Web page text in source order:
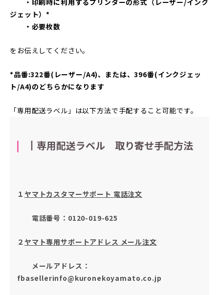
ジェット）*
・必要枚数
をお伝えしてください。
*品番:322番(レーザー/A4)、または、396番(インクジェッ
ト/A4)のどちらかになります
「専用配送ラベル」は以下方法で手配すること可能です。
┃専用配送ラベル 取り寄せ手配方法
１ ヤマトカスタマーサポート 電話注文
電話番号：0120-019-625
２ ヤマト専用サポートアドレス メール注文
メールアドレス：
fbasellerinfo@kuronekoyamato.co.jp